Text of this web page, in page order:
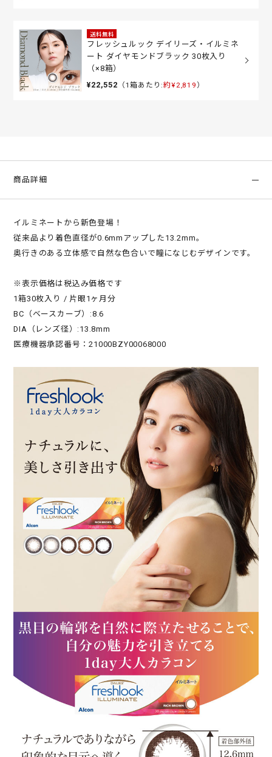
送料無料
フレッシュルック デイリーズ・イルミネ
ート ダイヤモンドブラック 30枚入り
（×8箱）
¥22,552 （1箱あたり:約¥2,819 ）
商品詳細
イルミネートから新色登場！
従来品より着色直径が0.6mmアップした13.2mm。
奥行きのある立体感で自然な色合いで瞳になじむデザインです。
※表示価格は税込み価格です
1箱30枚入り / 片眼1ヶ月分
BC（ベースカーブ）:8.6
DIA（レンズ径）:13.8mm
医療機器承認番号：21000BZY00068000